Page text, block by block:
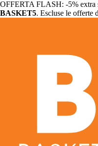
OFFERTA FLASH: -5% extra
BASKET5. Escluse le offerte